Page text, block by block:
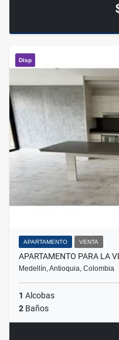
Disp
APARTAMENTO VENTA
APARTAMENTO PARA LA
Medellín, Antioquia, Colombia
1 Alcobas
2 Baños